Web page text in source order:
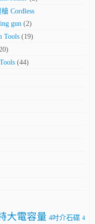
Cordless
gun (2)
Tools (19)
(44)
大電容量 4吋介石碟 4